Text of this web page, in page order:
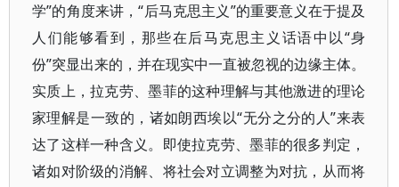
学”的角度来讲，“后马克思主义”的重要意义在于提及
人们能够看到，那些在后马克思主义话语中以“身
份”突显出来的，并在现实中一直被忽视的边缘主体。
实质上，拉克劳、墨菲的这种理解与其他激进的理论
家理解是一致的，诸如朗西埃以“无分之分的人”来表
达了这样一种含义。即使拉克劳、墨菲的很多判定，
诸如对阶级的消解、将社会对立调整为对抗，从而将